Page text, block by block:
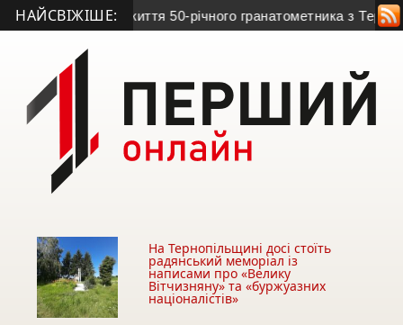
НАЙСВІЖІШЕ:
обірвала життя 50-річного гранатометника з
На Тернопільщині досі стоїть
радянський меморіал із
написами про «Велику
Вітчизняну» та «буржуазних
націоналістів»